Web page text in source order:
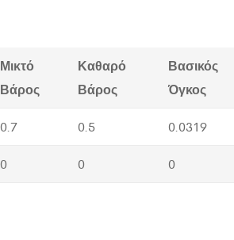
Μικτό
Βάρος
Καθαρό
Βάρος
Βασικός
Όγκος
0.7 0.5 0.0319
0 0 0